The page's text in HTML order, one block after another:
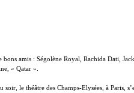
bons amis : Ségolène Royal, Rachida Dati,
« Qatar ».
le théâtre des Champs-Elysées, à Paris,